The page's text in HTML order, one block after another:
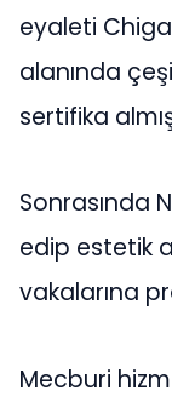
eyaleti
alanında
sertifika
Sonrasında
edip estetik
vakalarına
Mecburi